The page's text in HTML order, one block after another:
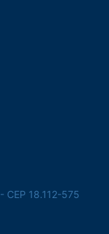
CEP 18.112-575